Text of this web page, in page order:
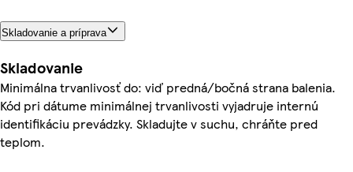
Skladovanie a príprava
Skladovanie
Minimálna trvanlivosť do: viď predná/bočná strana balenia.
Kód pri dátume minimálnej trvanlivosti vyjadruje internú
identifikáciu prevádzky. Skladujte v suchu, chráňte pred
teplom.